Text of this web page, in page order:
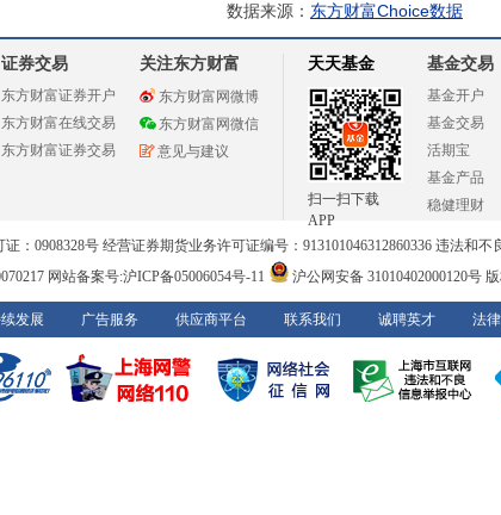
数据来源： 东方财富Choice数据
证券交易
东方财富证券开户
东方财富在线交易
东方财富证券交易
关注东方财富
东方财富网微博
东方财富网微信
意见与建议
天天基金
扫一扫下载
APP
基金交易
基金开户
基金交易
活期宝
基金产品
稳健理财
：0908328号 经营证券期货业务许可证编号：913101046312860336 违法和不
网站备案号:沪ICP备05006054号-11 沪公网安备 31010402000120号版
发展 广告服务 供应商平台 联系我们 诚聘英才 法